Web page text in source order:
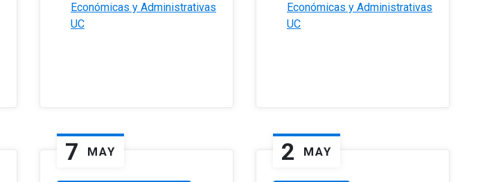
Económicas y Administrativas
UC
Económicas y Administrativas
UC
7 MAY 2 MAY